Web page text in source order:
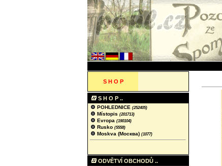
S H O P
S H O P ..
POHLEDNICE (252405)
Místopis (201713)
Evropa (190104)
Rusko (5558)
Moskva (Москва) (1077)
ODVĚTVÍ OBCHODŮ ..